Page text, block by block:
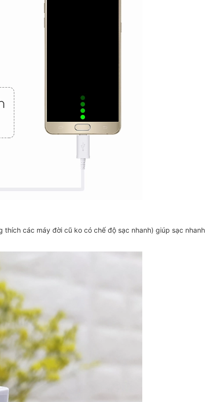
thích các máy đời cũ ko có chế độ sạc nhanh) giúp sạc